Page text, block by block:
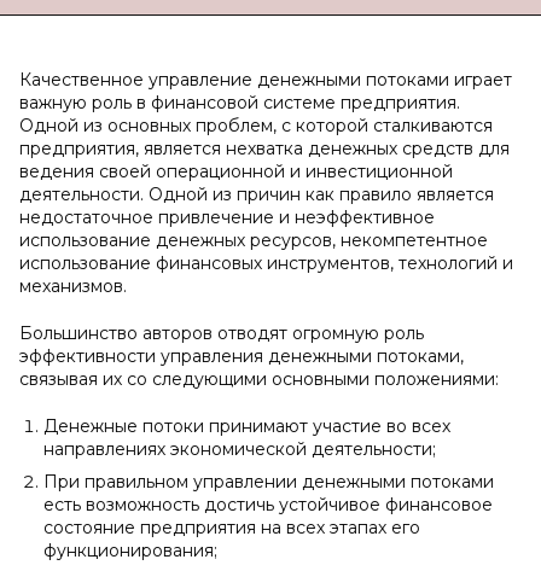
Качественное управление денежными потоками играет
важную роль в финансовой системе предприятия.
Одной из основных проблем, с которой сталкиваются
предприятия, является нехватка денежных средств для
ведения своей операционной и инвестиционной
деятельности. Одной из причин как правило является
недостаточное привлечение и неэффективное
использование денежных ресурсов, некомпетентное
использование финансовых инструментов, технологий и
механизмов.
Большинство авторов отводят огромную роль
эффективности управления денежными потоками,
связывая их со следующими основными положениями:
Денежные потоки принимают участие во всех
направлениях экономической деятельности;
При правильном управлении денежными потоками
есть возможность достичь устойчивое финансовое
состояние предприятия на всех этапах его
функционирования;